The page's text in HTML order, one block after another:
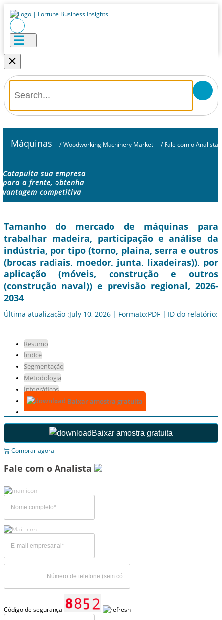
×
Máquinas / Woodworking Machinery Market / Fale com o Analista
Catapulta sua empresa
para a frente, obtenha
vantagem competitiva
Tamanho do mercado de máquinas para
trabalhar madeira, participação e análise da
indústria, por tipo (torno, plaina, serra e outros
(brocas radiais, moedor, junta, lixadeiras)), por
aplicação (móveis, construção e outros
(construção naval)) e previsão regional, 2026-
2034
Última atualização :July 10, 2026 | Formato:PDF | ID do relatório:
Resumo
Índice
Segmentação
Metodologia
Infográficos
Baixar amostra gratuita
Baixar amostra gratuita
Comprar agora
Fale com o Analista
Código de segurança